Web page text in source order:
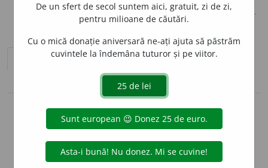
opțiuni
sinteza definițiilor (1) definiții (20)
declinări
pronunție (37)
info
Aceste definiții sunt compilate de
echipa dexonline. Definițiile
originale se află pe filadefiniții.
Puteți reordona filele pe pagina de
De un sfert de secol suntem aici, gratuit, zi de zi,
pentru milioane de căutări.
Cu o mică donație aniversară ne-ați ajuta să păstrăm
cuvintele la îndemâna tuturor și pe viitor.